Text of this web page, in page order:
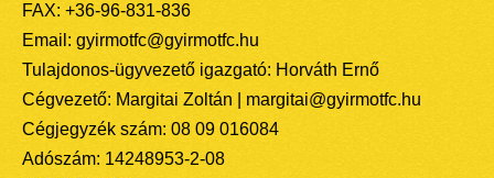
FAX: +36-96-831-836
Email: gyirmotfc@gyirmotfc.hu
Tulajdonos-ügyvezető igazgató: Horváth Ernő
Cégvezető: Margitai Zoltán | margitai@gyirmotfc.hu
Cégjegyzék szám: 08 09 016084
Adószám: 14248953-2-08